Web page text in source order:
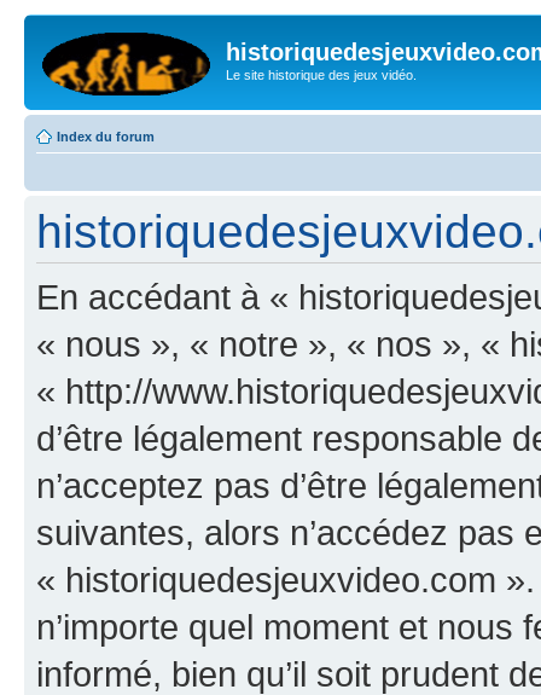
Le site historique des jeux vidéo.
Index du forum
En accédant à «
« nous », « notre », « nos », «
« http://
d’être légalement responsable
n’acceptez pas d’être
suivantes, alors n’accédez pas
« historiquedesjeuxvideo.com
n’importe quel moment et
informé, bien qu’il soit prudent